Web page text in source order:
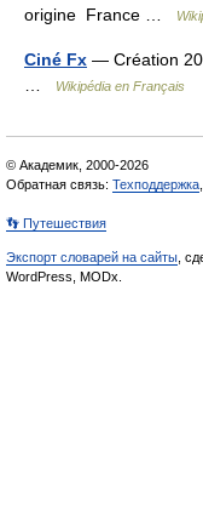
origine France …
Ciné Fx — Création
Wikipédia en Français
© Академик, 2000-2026
Обратная связь: Техподдержка
👣 Путешествия
Экспорт словарей на сайты ,
WordPress, MODx.